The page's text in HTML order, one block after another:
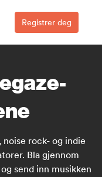
Registrer deg
rock- og indie
Bla gjennom
send inn musikken